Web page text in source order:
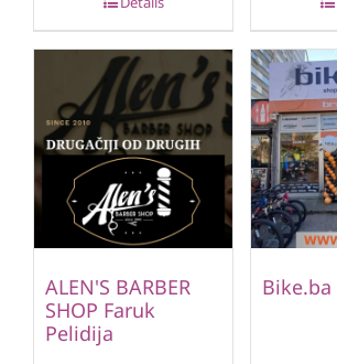
ALEN'S BARBER
SHOP Faruk
Pelidija
Bike.ba